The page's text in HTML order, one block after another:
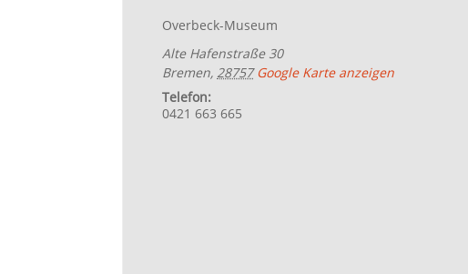
Overbeck-Museum
Alte Hafenstraße 30
Bremen, 28757 Google Karte anzeigen
Telefon:
0421 663 665